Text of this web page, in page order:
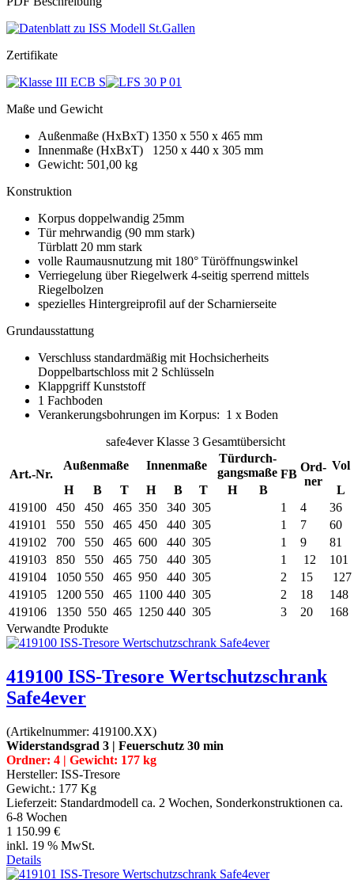
Zertifikate
Maße und Gewicht
Außenmaße (HxBxT) 1350 x 550 x 465 mm
Innenmaße (HxBxT) 1250 x 440 x 305 mm
Gewicht: 501,00 kg
Konstruktion
Korpus doppelwandig 25mm
Tür mehrwandig (90 mm stark)
Türblatt 20 mm stark
volle Raumausnutzung mit 180° Türöffnungswinkel
Verriegelung über Riegelwerk 4-seitig sperrend mittels
Riegelbolzen
spezielles Hintergreiprofil auf der Scharnierseite
Grundausstattung
Verschluss standardmäßig mit Hochsicherheits
Doppelbartschloss mit 2 Schlüsseln
Klappgriff Kunststoff
1 Fachboden
Verankerungsbohrungen im Korpus: 1 x Boden
safe4ever Klasse 3 Gesamtübersicht
Art.-Nr.
Außenmaße Innenmaße
Türdurch-
gangsmaße FB
Ord-
ner
Vol
H
B T H B T H B
L
419100
450 450 465 350 340 305 1 4
36
419101
550 550 465 450 440 305 1 7
60
419102
700 550 465 600 440 305 1 9
81
419103
850 550 465 750 440 305 1 12
101
419104
1050 550 465 950 440 305 2 15
127
419105
1200 550 465 1100 440 305 2 18
148
419106
1350 550 465 1250 440 305 3 20
168
Verwandte Produkte
419100 ISS-Tresore Wertschutzschrank
Safe4ever
(Artikelnummer: 419100.XX)
Widerstandsgrad 3 | Feuerschutz 30 min
Ordner: 4 | Gewicht: 177 kg
Hersteller: ISS-Tresore
Gewicht.: 177 Kg
Lieferzeit: Standardmodell ca. 2 Wochen, Sonderkonstruktionen ca.
6-8 Wochen
1 150.99 €
inkl. 19 % MwSt.
Details